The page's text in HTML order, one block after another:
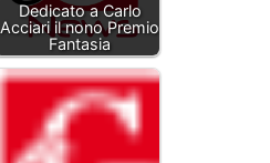
Dedicato a Carlo
Acciari il nono Premio
Fantasia